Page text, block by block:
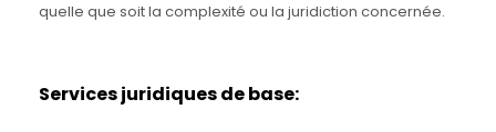
quelle que soit la complexité ou la juridiction concernée.
Services juridiques de base: